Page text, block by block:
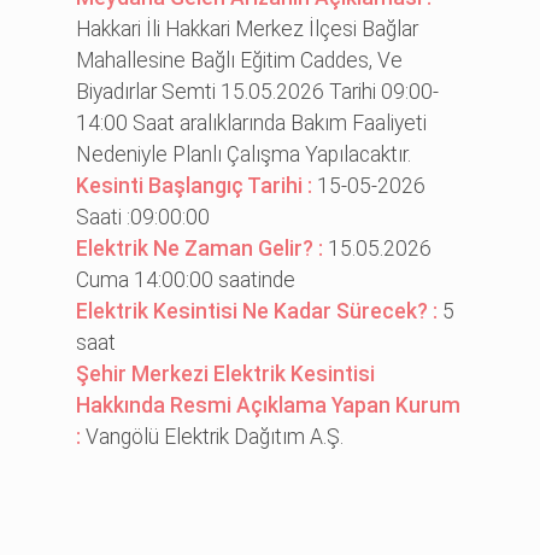
Hakkari İli Hakkari Merkez İlçesi Bağlar
Mahallesine Bağlı Eğitim Caddes, Ve
Biyadırlar Semti 15.05.2026 Tarihi 09:00-
14:00 Saat aralıklarında Bakım Faaliyeti
Nedeniyle Planlı Çalışma Yapılacaktır.
Kesinti Başlangıç Tarihi : 15-05-2026
Saati :09:00:00
Elektrik Ne Zaman Gelir? : 15.05.2026
Cuma 14:00:00 saatinde
Elektrik Kesintisi Ne Kadar Sürecek? : 5
saat
Şehir Merkezi Elektrik Kesintisi
Hakkında Resmi Açıklama Yapan Kurum
:Vangölü Elektrik Dağıtım A.Ş.